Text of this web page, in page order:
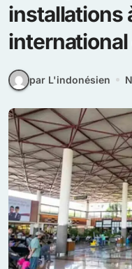
installations
par L'indonésien